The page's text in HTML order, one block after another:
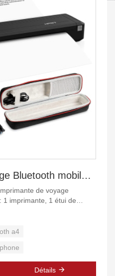
Imprimante de voyage Bluetooth mobile A4
de voyage
1 imprimante, 1 étui de
de bonne qualité.
2 fois celle d'un
d'ordinateur portable,
bon pour
a4
Détails